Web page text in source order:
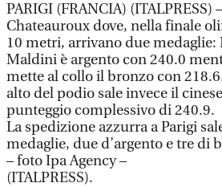
PARIGI (FRANCIA) (ITALPRESS)
Chateauroux dove, nella finale
10 metri, arrivano due medaglie:
Maldini è argento con 240.0
mette al collo il bronzo con
alto del podio sale invece il
punteggio complessivo di 240.9.
La spedizione azzurra a Parigi
medaglie, due d’argento e tre di
– foto Ipa Agency –
(ITALPRESS).